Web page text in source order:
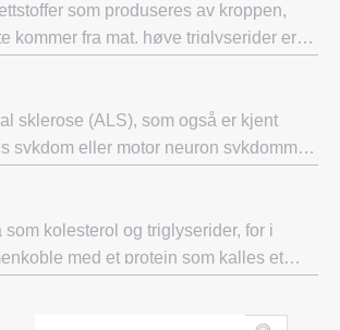
som produseres av kroppen,
kommer fra mat, høye triglyserider er
ordet triglys
sklerose (ALS), som også er kjent
sykdom eller motor neuron sykdommer,
nevroner, som er ansvarlig f
som kolesterol og triglyserider, for i
med et protein som kalles et